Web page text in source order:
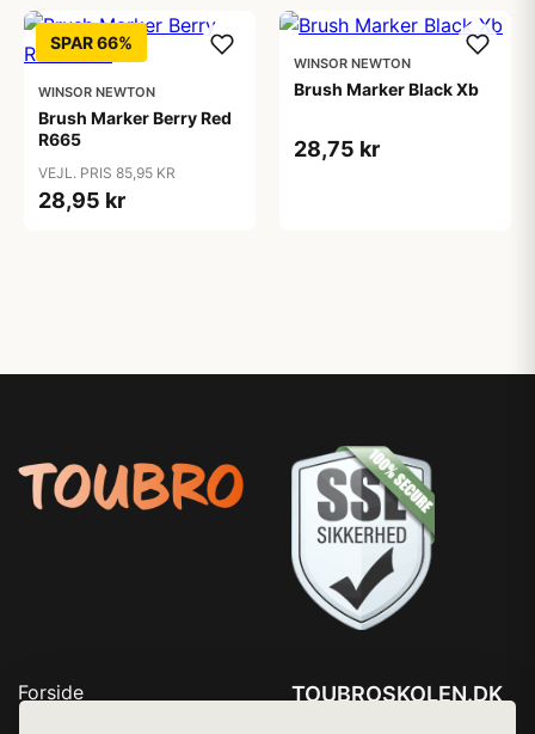
SPAR 66%
WINSOR NEWTON
Brush Marker Berry Red
R665
VEJL. PRIS 85,95 KR
28,95 kr
WINSOR NEWTON
Brush Marker Black Xb
28,75 kr
Forside
TOUBROSKOLEN.DK